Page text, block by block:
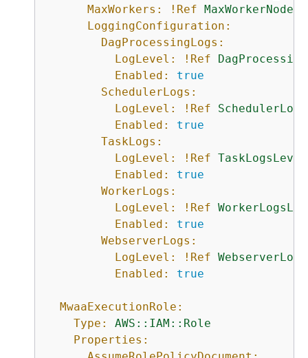
MaxWorkers:
!Ref MaxWorkerNodes
LoggingConfiguration:
DagProcessingLogs:
LogLevel:
!Ref
Enabled:
true
SchedulerLogs:
LogLevel:
!Ref
Enabled:
true
TaskLogs:
LogLevel:
!Ref TaskLogsLevel
Enabled:
true
WorkerLogs:
LogLevel:
!Ref
Enabled:
true
WebserverLogs:
LogLevel:
!Ref
Enabled:
true
MwaaExecutionRole:
Type:
AWS::IAM::Role
Properties: